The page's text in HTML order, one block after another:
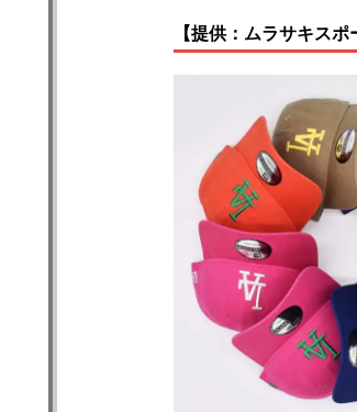
【提供：ムラサキスポ